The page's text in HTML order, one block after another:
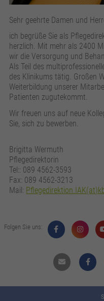
Sehr geehrte Damen und
ich begrüße Sie als
herzlich. Mit mehr als 2400
wir die Versorgung und
Als Teil des
des Klinikums tätig. Großen
Weiterbildung unserer
Patienten zugutekommt.
Wir freuen uns auf neue
Sie, sich zu bewerben.
Brigitta Wermuth
Pflegedirektorin
Tel:: 089 4562-3593
Fax: 089 4562-3213
Mail:
Folgen Sie uns:
Mail